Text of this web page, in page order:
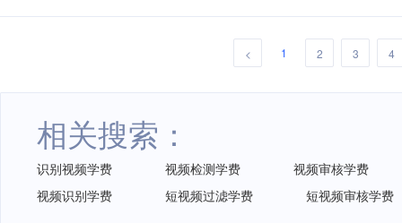
< 1 2 3 4
相关搜索：
识别视频学费 视频检测学费
视频审核学费
视频识别学费
短视频过滤学费 短视频审核学费